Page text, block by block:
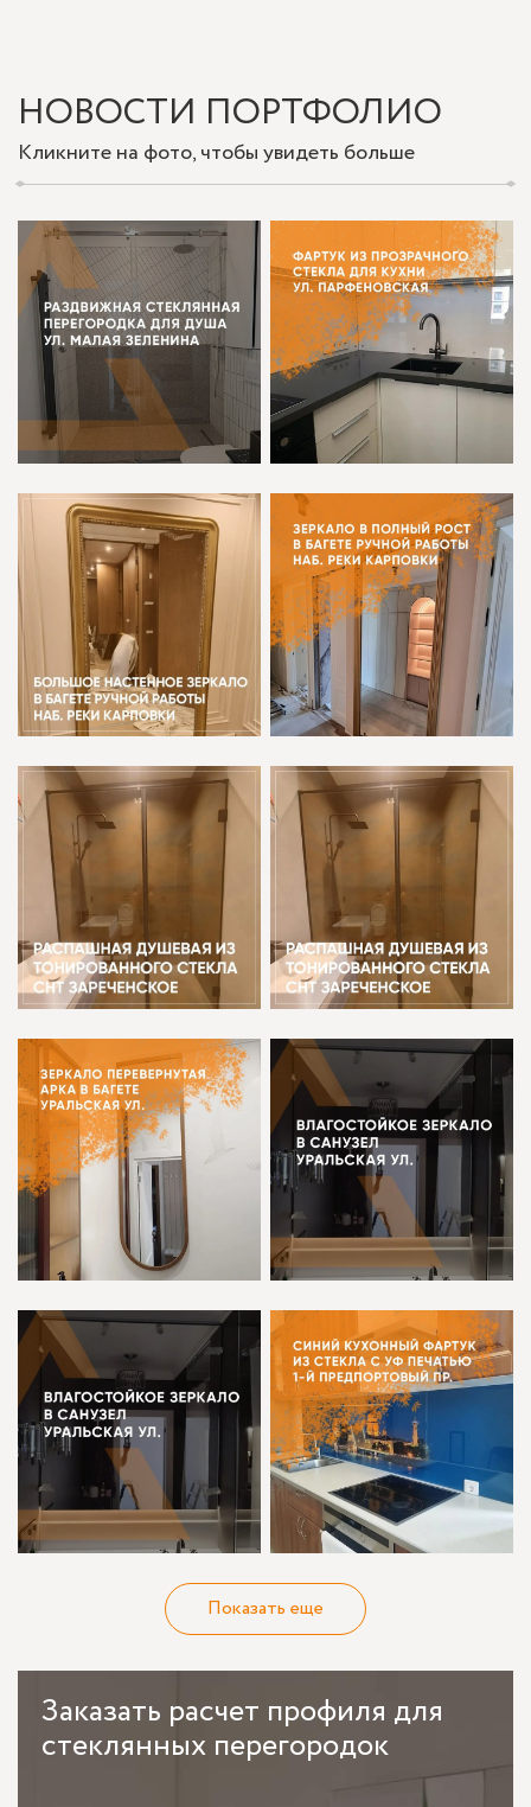
НОВОСТИ ПОРТФОЛИО
Кликните на фото, чтобы увидеть больше
Показать еще
Заказать расчет профиля для
стеклянных перегородок